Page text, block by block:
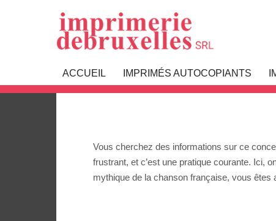
ACCUEIL IMPRIMÉS AUTOCOPIANTS
Pierre Perret
Vous cherchez des informations sur ce
frustrant, et c’est une pratique courante. Ici,
mythique de la chanson française, vous êtes